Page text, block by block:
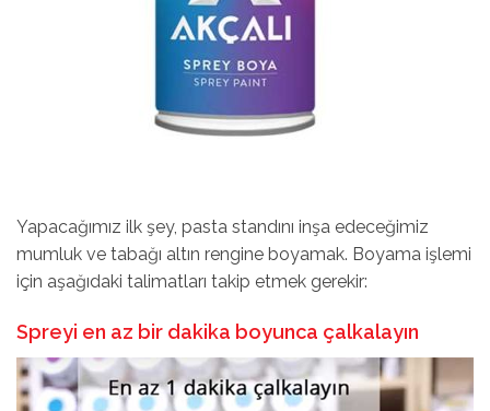
Yapacağımız ilk şey, pasta standını inşa edeceğimiz
mumluk ve tabağı altın rengine boyamak. Boyama işlemi
için aşağıdaki talimatları takip etmek gerekir:
Spreyi en az bir dakika boyunca çalkalayın